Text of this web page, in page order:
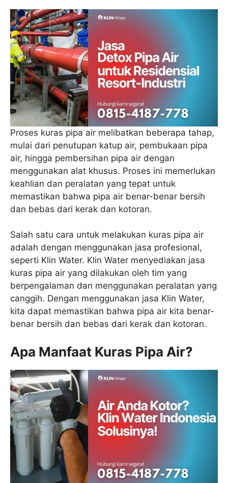
Proses kuras pipa air melibatkan beberapa tahap,
mulai dari penutupan katup air, pembukaan pipa
air, hingga pembersihan pipa air dengan
menggunakan alat khusus. Proses ini memerlukan
keahlian dan peralatan yang tepat untuk
memastikan bahwa pipa air benar-benar bersih
dan bebas dari kerak dan kotoran.
Salah satu cara untuk melakukan kuras pipa air
adalah dengan menggunakan jasa profesional,
seperti Klin Water. Klin Water menyediakan jasa
kuras pipa air yang dilakukan oleh tim yang
berpengalaman dan menggunakan peralatan yang
canggih. Dengan menggunakan jasa Klin Water,
kita dapat memastikan bahwa pipa air kita benar-
benar bersih dan bebas dari kerak dan kotoran.
Apa Manfaat Kuras Pipa Air?